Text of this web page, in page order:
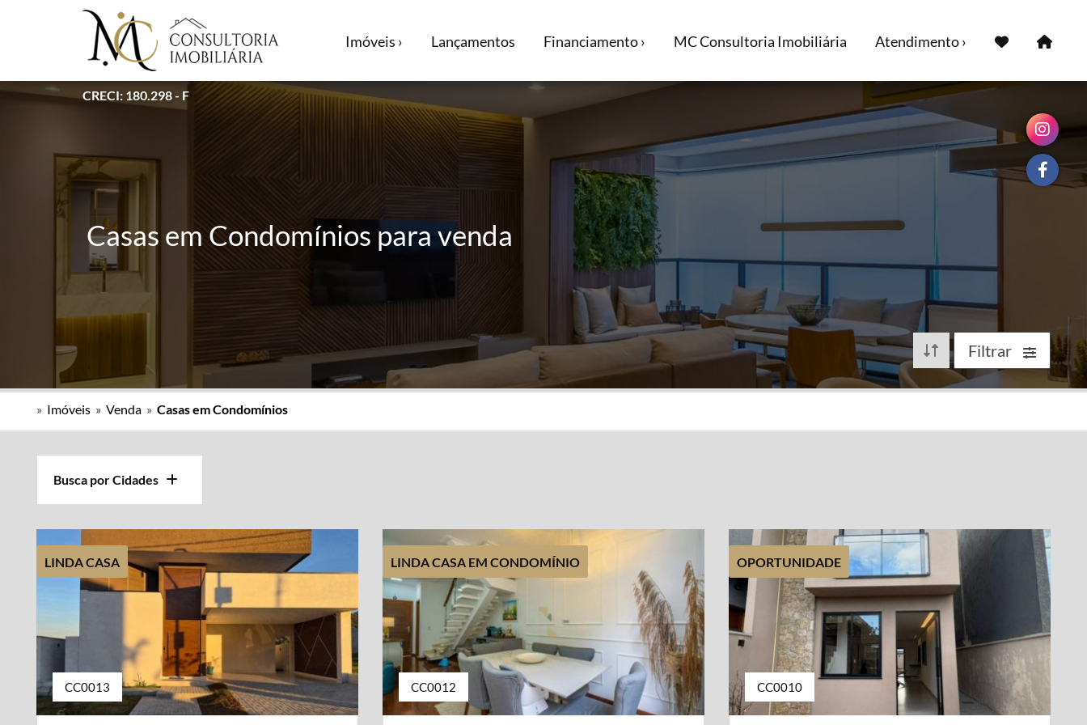
CRECI: 180.298 - F
Imóveis › Lançamentos Financiamento › MC Consultoria Imobiliária Atendimento ›
Casas em Condomínios para venda
Filtrar
» Imóveis » Venda » Casas em Condomínios
Busca por Cidades
LINDA CASA
CC0013
LINDA CASA EM CONDOMÍNIO
CC0012
OPORTUNIDADE
CC0010